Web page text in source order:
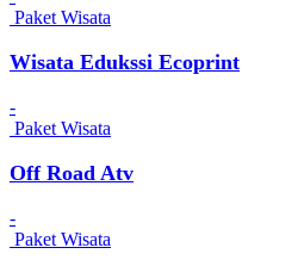
Paket Wisata
Wisata Edukssi Ecoprint
-
Paket Wisata
Off Road Atv
-
Paket Wisata